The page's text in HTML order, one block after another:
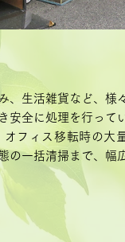
、生活雑貨など、様
安全に処理を行って
フィス移転時の大
の一括清掃まで、幅